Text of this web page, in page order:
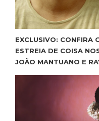
EXCLUSIVO: CONFIRA
ESTREIA DE COISA
JOÃO MANTUANO E